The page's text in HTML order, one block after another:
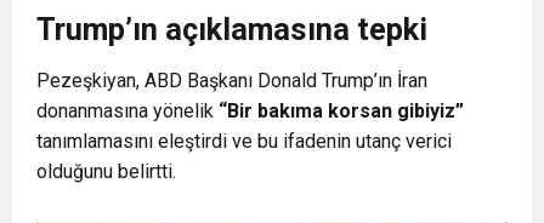
Trump’ın açıklamasına tepki
Pezeşkiyan, ABD Başkanı Donald Trump’ın İran
donanmasına yönelik “Bir bakıma korsan gibiyiz”
tanımlamasını eleştirdi ve bu ifadenin utanç verici
olduğunu belirtti.